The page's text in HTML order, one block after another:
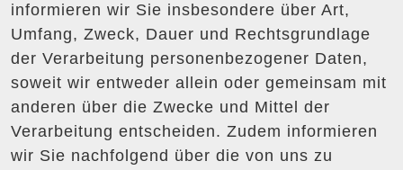
informieren wir Sie insbesondere über Art,
Umfang, Zweck, Dauer und Rechtsgrundlage
der Verarbeitung personenbezogener Daten,
soweit wir entweder allein oder gemeinsam mit
anderen über die Zwecke und Mittel der
Verarbeitung entscheiden. Zudem informieren
wir Sie nachfolgend über die von uns zu